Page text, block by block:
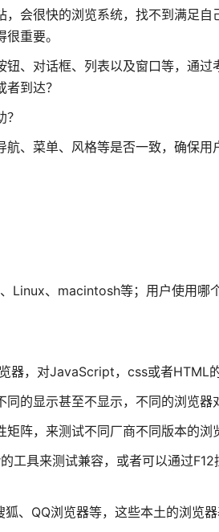
会很快的浏览系统，找不到满足
重要。
、对话框、列表以及窗口等，通
到达？
、菜单、风格等是否一致，确保
Linux、macintosh等；用户使用哪
器，对JavaScript，css或者HTML
的显示甚至不显示，不同的浏览器
阵，来测试不同厂商不同版本的浏
工具来测试兼容，或者可以通过
、QQ浏览器等，这些本土的浏览